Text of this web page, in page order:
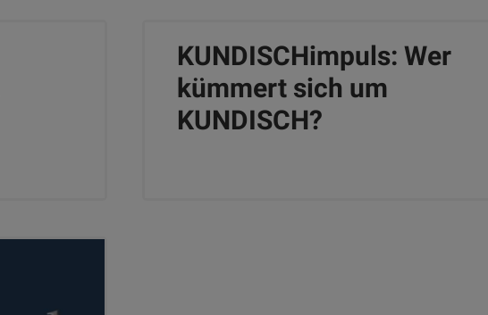
KUNDISCHimpuls: Wer
kümmert sich um
KUNDISCH?